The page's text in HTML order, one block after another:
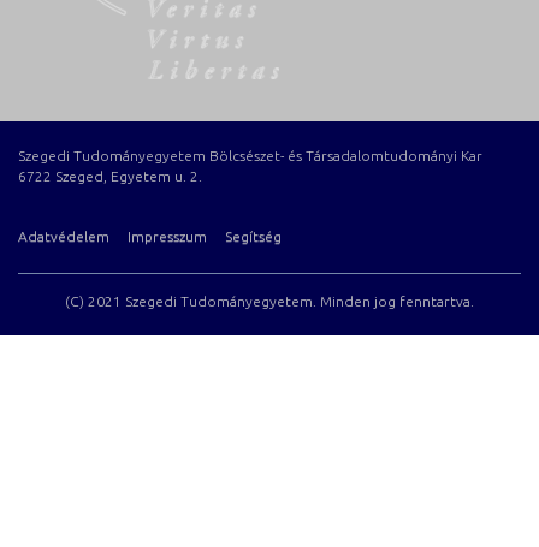
Szegedi Tudományegyetem Bölcsészet- és Társadalomtudományi Kar
6722 Szeged, Egyetem u. 2.
Adatvédelem Impresszum Segítség
(C) 2021 Szegedi Tudományegyetem. Minden jog fenntartva.